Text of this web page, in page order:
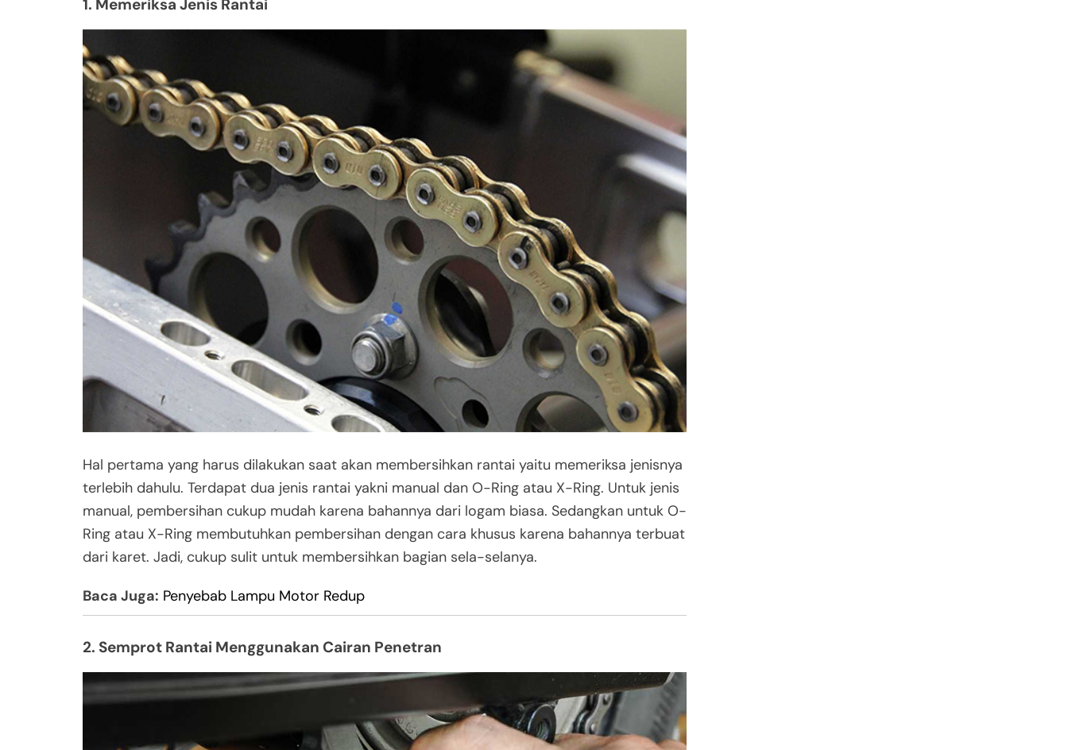
1. Memeriksa Jenis Rantai
Hal pertama yang harus dilakukan saat akan membersihkan rantai yaitu memeriksa jenisnya
terlebih dahulu. Terdapat dua jenis rantai yakni manual dan O-Ring atau X-Ring. Untuk jenis
manual, pembersihan cukup mudah karena bahannya dari logam biasa. Sedangkan untuk O-
Ring atau X-Ring membutuhkan pembersihan dengan cara khusus karena bahannya terbuat
dari karet. Jadi, cukup sulit untuk membersihkan bagian sela-selanya.
Baca Juga: Penyebab Lampu Motor Redup
2. Semprot Rantai Menggunakan Cairan Penetran